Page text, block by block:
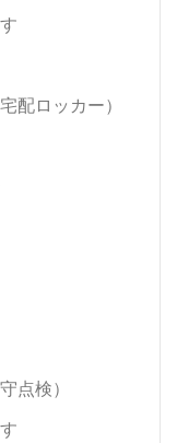
配ロッカー）
点検）